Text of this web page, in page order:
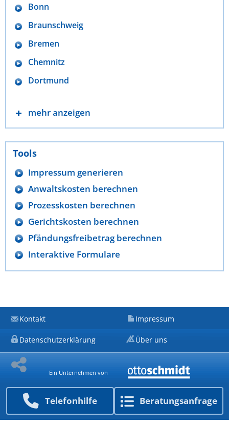
Telefon­hilfe Beratungs­anfrage
Bonn
Braunschweig
Bremen
Chemnitz
Dortmund
mehr anzeigen
Tools
Impressum generieren
Anwaltskosten berechnen
Prozesskosten berechnen
Gerichtskosten berechnen
Pfändungsfreibetrag berechnen
Interaktive Formulare
Kontakt Impressum
Datenschutzerklärung Über uns
Ein Unternehmen von